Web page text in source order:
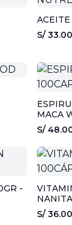
S/ 33.00
MACA
S/
-
NANITA
S/ 36.00